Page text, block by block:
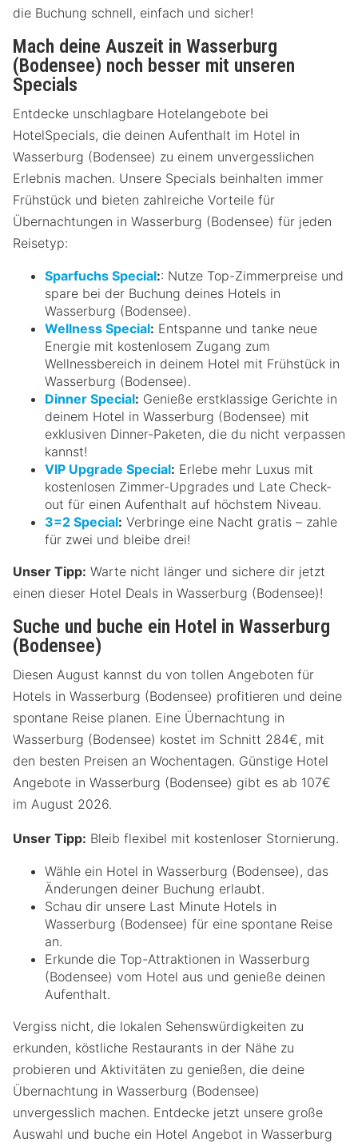
die Buchung schnell, einfach und sicher!
Mach deine Auszeit in Wasserburg
(Bodensee) noch besser mit unseren
Specials
Entdecke unschlagbare Hotelangebote bei
HotelSpecials, die deinen Aufenthalt im Hotel in
Wasserburg (Bodensee) zu einem unvergesslichen
Erlebnis machen. Unsere Specials beinhalten immer
Frühstück und bieten zahlreiche Vorteile für
Übernachtungen in Wasserburg (Bodensee) für jeden
Reisetyp:
Sparfuchs Special:: Nutze Top-Zimmerpreise und
spare bei der Buchung deines Hotels in
Wasserburg (Bodensee).
Wellness Special: Entspanne und tanke neue
Energie mit kostenlosem Zugang zum
Wellnessbereich in deinem Hotel mit Frühstück in
Wasserburg (Bodensee).
Dinner Special: Genieße erstklassige Gerichte in
deinem Hotel in Wasserburg (Bodensee) mit
exklusiven Dinner-Paketen, die du nicht verpassen
kannst!
VIP Upgrade Special: Erlebe mehr Luxus mit
kostenlosen Zimmer-Upgrades und Late Check-
out für einen Aufenthalt auf höchstem Niveau.
3=2 Special: Verbringe eine Nacht gratis – zahle
für zwei und bleibe drei!
Unser Tipp: Warte nicht länger und sichere dir jetzt
einen dieser Hotel Deals in Wasserburg (Bodensee)!
Suche und buche ein Hotel in Wasserburg
(Bodensee)
Diesen August kannst du von tollen Angeboten für
Hotels in Wasserburg (Bodensee) profitieren und deine
spontane Reise planen. Eine Übernachtung in
Wasserburg (Bodensee) kostet im Schnitt 284€, mit
den besten Preisen an Wochentagen. Günstige Hotel
Angebote in Wasserburg (Bodensee) gibt es ab 107€
im August 2026.
Unser Tipp: Bleib flexibel mit kostenloser Stornierung.
Wähle ein Hotel in Wasserburg (Bodensee), das
Änderungen deiner Buchung erlaubt.
Schau dir unsere Last Minute Hotels in
Wasserburg (Bodensee) für eine spontane Reise
an.
Erkunde die Top-Attraktionen in Wasserburg
(Bodensee) vom Hotel aus und genieße deinen
Aufenthalt.
Vergiss nicht, die lokalen Sehenswürdigkeiten zu
erkunden, köstliche Restaurants in der Nähe zu
probieren und Aktivitäten zu genießen, die deine
Übernachtung in Wasserburg (Bodensee)
unvergesslich machen. Entdecke jetzt unsere große
Auswahl und buche ein Hotel Angebot in Wasserburg